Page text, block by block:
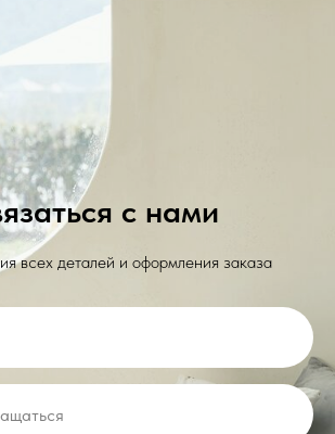
с нами
всех деталей и оформления заказа